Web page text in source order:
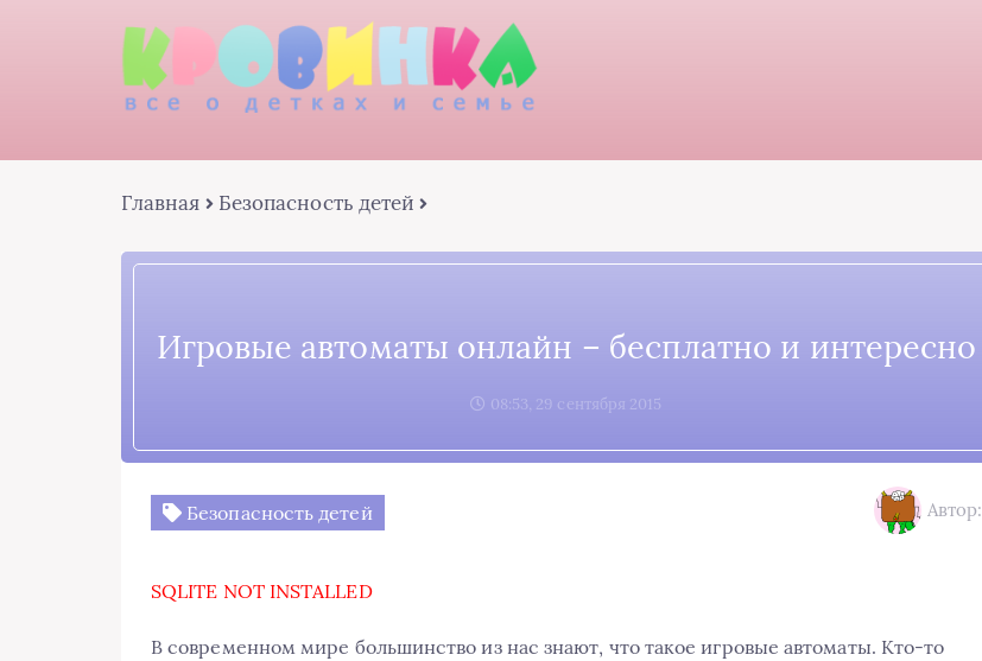
Главная Безопасность детей
Игровые автоматы онлайн – бесплатно и интересно
08:53, 29 сентября 2015
Безопасность детей Автор:
SQLITE NOT INSTALLED
В современном мире большинство из нас знают, что такое игровые автоматы. Кто-то